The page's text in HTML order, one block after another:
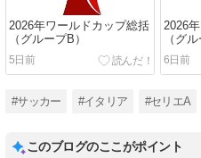
2026年ワールドカップ総括
（グループB）
5日前
2026
（グ
6日前
#サッカー #イタリア #セリエA
このブログのここがポイント